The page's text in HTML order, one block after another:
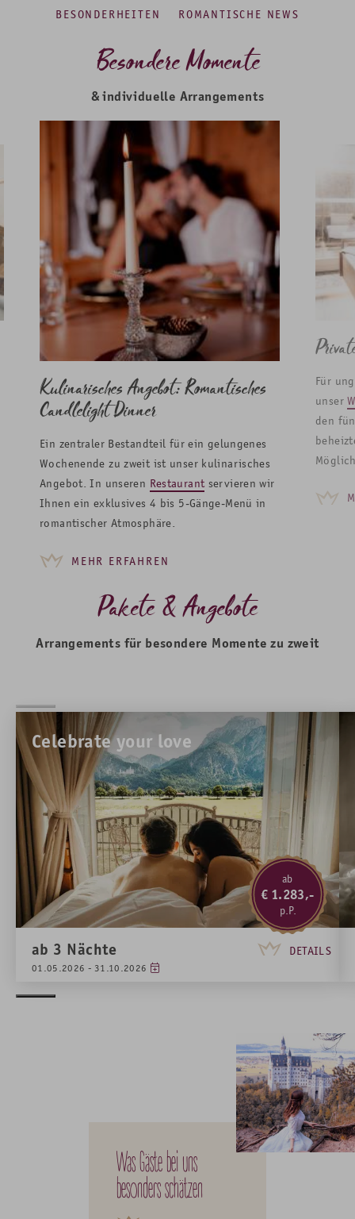
BESONDERHEITEN ROMANTISCHE NEWS
Besondere Momente
& individuelle Arrangements
Kulinarisches Angebot: Romantisches
Candlelight Dinner
Ein zentraler Bestandteil für ein gelungenes
Wochenende zu zweit ist unser kulinarisches
Angebot. In unseren Restaurant servieren wir
Ihnen ein exklusives 4 bis 5-Gänge-Menü in
romantischer Atmosphäre.
MEHR ERFAHREN
Für
unser
den
Pakete & Angebote
Arrangements für besondere Momente zu zweit
Celebrate your love
ab
1.283,-
ab 3 Nächte
01.05.2026 - 31.10.2026
DETAILS
Was Gäste bei uns
besonders schätzen